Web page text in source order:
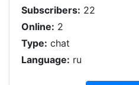
Subscribers: 22
Online: 2
Type: chat
Language: ru